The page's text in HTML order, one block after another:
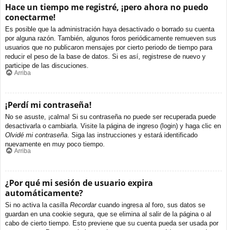
Hace un tiempo me registré, ¡pero ahora no puedo
conectarme!
Es posible que la administración haya desactivado o borrado su cuenta
por alguna razón. También, algunos foros periódicamente remueven sus
usuarios que no publicaron mensajes por cierto periodo de tiempo para
reducir el peso de la base de datos. Si es así, registrese de nuevo y
participe de las discuciones.
Arriba
¡Perdí mi contraseña!
No se asuste, ¡calma! Si su contraseña no puede ser recuperada puede
desactivarla o cambiarla. Visite la página de ingreso (login) y haga clic en
Olvidé mi contraseña . Siga las instrucciones y estará identificado
nuevamente en muy poco tiempo.
Arriba
¿Por qué mi sesión de usuario expira
automáticamente?
Si no activa la casilla Recordarcuando ingresa al foro, sus datos se
guardan en una cookie segura, que se elimina al salir de la página o al
cabo de cierto tiempo. Esto previene que su cuenta pueda ser usada por